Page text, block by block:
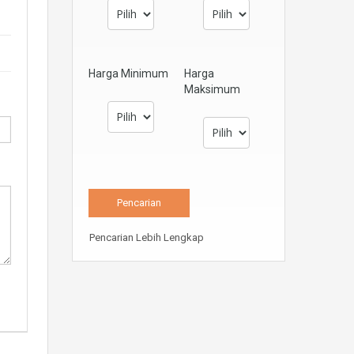
Harga Minimum
Harga
Maksimum
Pencarian Lebih Lengkap